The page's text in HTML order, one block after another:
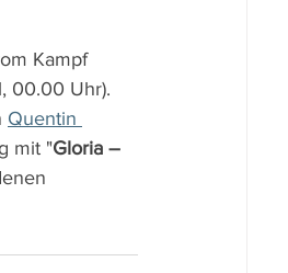
Kampf
00.00 Uhr).
Quentin
mit "Gloria –